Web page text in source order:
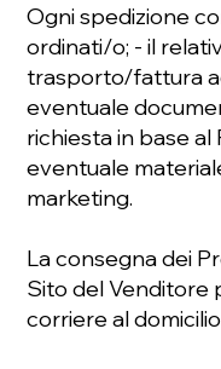
Ogni spedizione
ordinati/o; - il
trasporto/fattura
eventuale
richiesta in base al
eventuale
marketing.
La consegna dei
Sito del Venditore
corriere al